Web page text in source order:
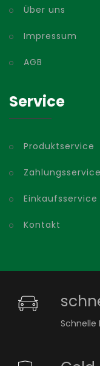
Über uns
Impressum
AGB
Service
Produktservice
Zahlungsservice
Einkaufsservice
Kontakt
Schnelle